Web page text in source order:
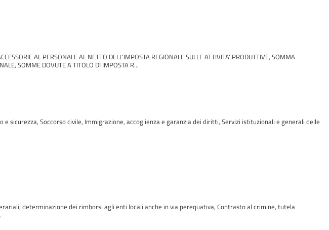
AL PERSONALE AL NETTO DELL'IMPOSTA REGIONALE SULLE ATTIVITA' PRODUTTIVE, SOMMA
SOMME DOVUTE A TITOLO DI IMPOSTA R...
sicurezza, Soccorso civile, Immigrazione, accoglienza e garanzia dei diritti, Servizi istituzionali e generali delle
determinazione dei rimborsi agli enti locali anche in via perequativa, Contrasto al crimine, tutela